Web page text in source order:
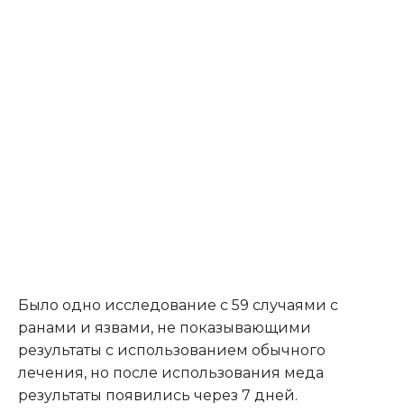
Было одно исследование с 59 случаями с
ранами и язвами, не показывающими
результаты с использованием обычного
лечения, но после использования меда
результаты появились через 7 дней.